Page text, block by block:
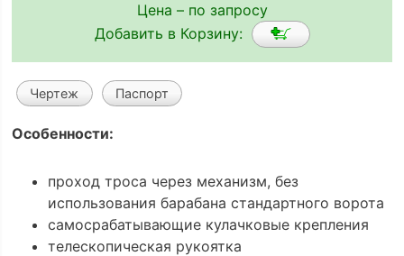
Цена – по запросу
Добавить в Корзину:
Чертеж Паспорт
Особенности:
проход троса через механизм, без
использования барабана стандартного ворота
самосрабатывающие кулачковые крепления
телескопическая рукоятка